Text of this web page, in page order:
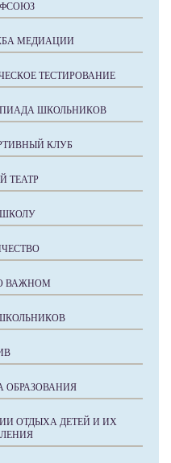
МЕДИАЦИИ
ТЕСТИРОВАНИЕ
ШКОЛЬНИКОВ
КЛУБ
ТЕАТР
ВАЖНОМ
ОБРАЗОВАНИЯ
ОТДЫХА ДЕТЕЙ И ИХ